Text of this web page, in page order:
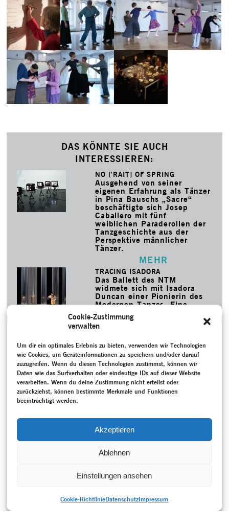
Cookie-Zustimmung
verwalten
Um dir ein optimales Erlebnis zu bieten, verwenden wir Technologien
wie Cookies, um Geräteinformationen zu speichern und/oder darauf
zuzugreifen. Wenn du diesen Technologien zustimmst, können wir
Daten wie das Surfverhalten oder eindeutige IDs auf dieser Website
verarbeiten. Wenn du deine Zustimmung nicht erteilst oder
zurückziehst, können bestimmte Merkmale und Funktionen
beeinträchtigt werden.
Akzeptieren
Ablehnen
Einstellungen ansehen
Cookie-RichtlinieDatenschutzImpressum
DAS KÖNNTE SIE AUCH
INTERESSIEREN:
NO [’RAIT] OF SPRING
Ausgehend von seiner
eigenen Erfahrung als Tänzer
in Pina Bauschs „Sacre“
beschäftigte sich Josep
Caballero mit fünf
weiblichen Paraderollen der
Tanzgeschichte aus der
Perspektive männlicher
Tänzer.
MEHR
TRACING ISADORA
Das Ballett des NTM
widmete sich mit Isadora
Duncan einer Pionierin des
Modernen Tanzes. Eine
ganze Veranstaltungsreihe
nahm ihren Auftritt in
Mannheim 1907 zum
MEHR
SCHLAGWORTE
Aufzeichnung–Ausstellung–Ciupke, Christina–
Epochenübergreifend–Erinnerung–Forsythe, William
Gespräch / Interview
McManus, Thomas